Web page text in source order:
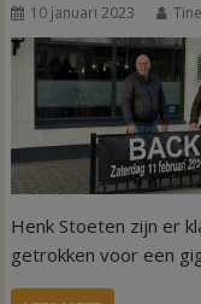
10 januari 2023
Henk Stoeten zijn er
getrokken voor een